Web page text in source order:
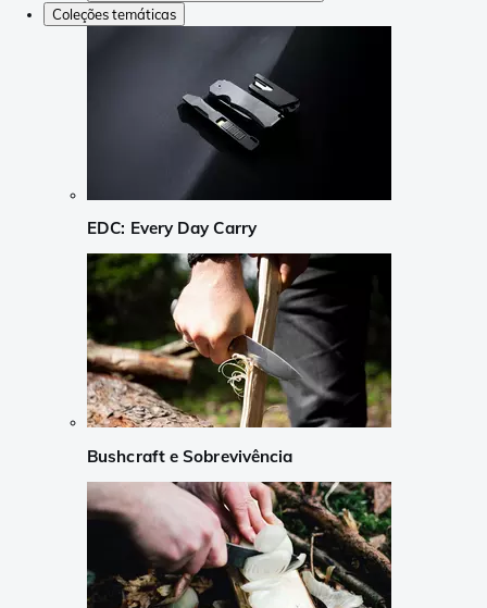
Coleções temáticas
EDC: Every Day Carry
Bushcraft e Sobrevivência